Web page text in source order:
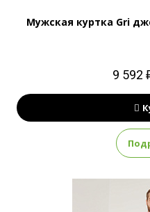
Мужская куртка Gri
9 592